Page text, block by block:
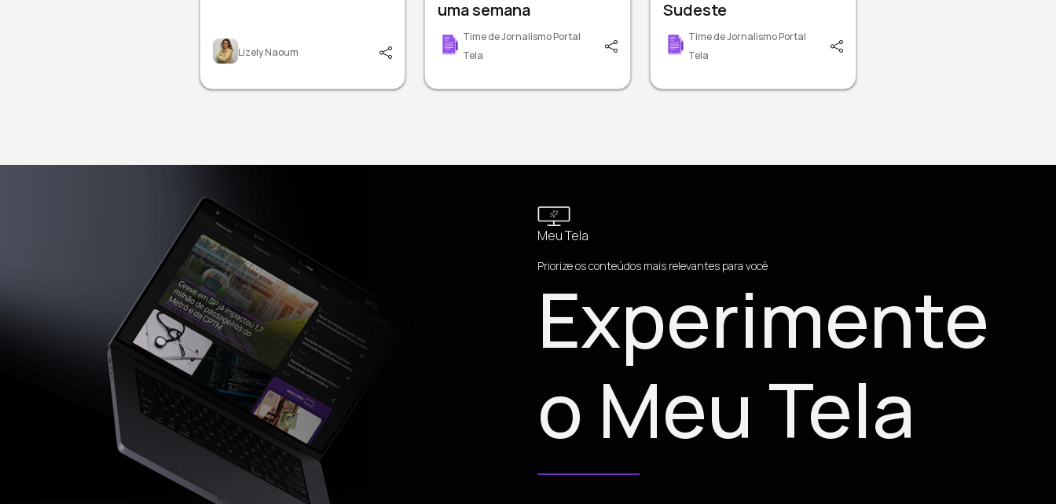
Lizely Naoum
uma semana
Time de Jornalismo Portal
Tela
Sudeste
Time de Jornalismo Portal
Tela
Meu Tela
Priorize os conteúdos mais relevantes para você
Experimente
o Meu Tela